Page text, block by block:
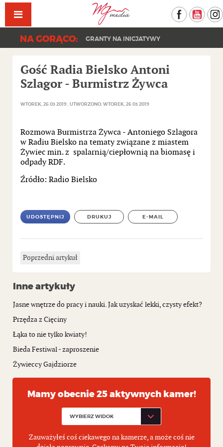
Facebook
NA GORĄCO: GRANTY NA INICJATYWY
Gość Radia Bielsko Antoni
Szlagor - Burmistrz Żywca
WTOREK, 26 03 2019 UTWORZONO: WTOREK, 26 03 2019
Rozmowa Burmistrza Żywca - Antoniego Szlagora
w Radiu Bielsko na tematy związane z miastem
Żywiec min. z spalarnią/ciepłownią na biomasę i
odpady RDF.
Źródło: Radio Bielsko
UDOSTĘPNIJ DRUKUJ E-MAIL
Poprzedni artykuł
Inne artykuły
Jasne wnętrze do pracy i nauki. Jak uzyskać lekki, czysty efekt?
Przędza z Cięciny
Łąka to nie tylko kwiaty!
Bieda Festiwal - zaproszenie
Żywieccy Gajdziorze
Mamy obecnie 25 aktywnych kamer!
Zauważyłeś coś ciekawego na kamerze, a może coś nie